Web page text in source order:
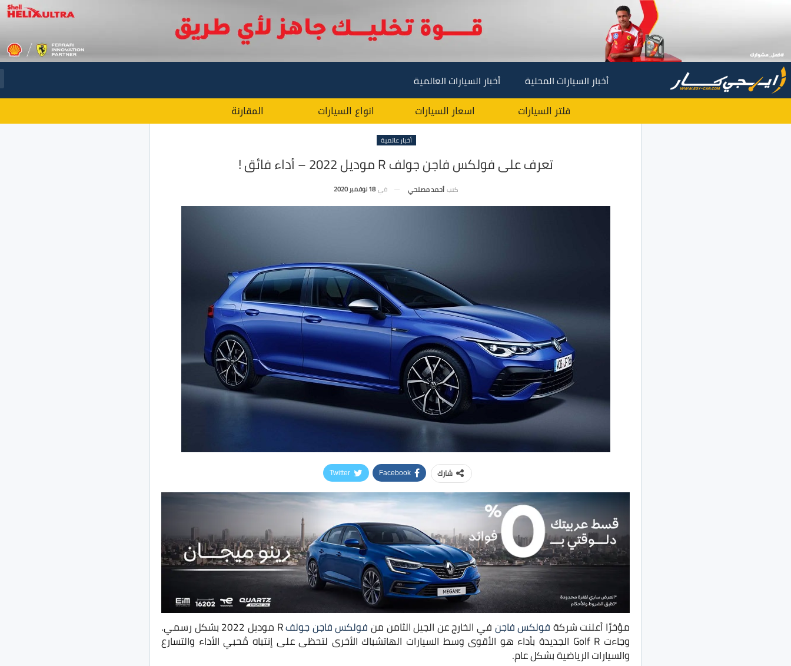
أخبار السيارات المحلية أخبار السيارات العالمية
فلتر السيارات اسعار السيارات انواع السيارات المقارنة
أخبار عالمية
تعرف على فولكس فاجن جولف R موديل 2022 – أداء فائق !
كتب أحمد مصلحي في 18 نوفمبر 2020
شارك Facebook
Twitter
مؤخرًا أعلنت شركةفولكس فاجنفي الخارج عن الجيل الثامن منفولكس فاجن جولف R موديل 2022 بشكل رسمي.
وجاءت Golf R الجديدة بأداء هو الأقوى وسط السيارات الهاتشباك الأخرى لتحظى على إنتباه مُحبي الأداء والتسارع
والسيارات الرياضية بشكل عام.